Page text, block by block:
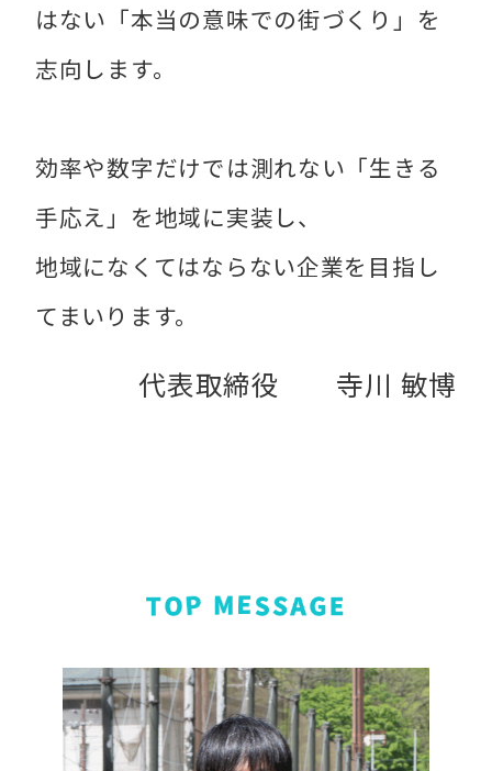
はない「本当の意味での街づくり」を
志向します。
効率や数字だけでは測れない「生きる
手応え」を地域に実装し、
地域になくてはならない企業を目指し
てまいります。
代表取締役 寺川 敏博